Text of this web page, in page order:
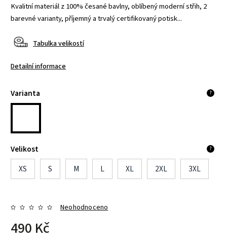
Kvalitní materiál z 100% česané bavlny, oblíbený moderní střih, 2
barevné varianty, příjemný a trvalý certifikovaný potisk...
Tabulka velikostí
Detailní informace
Varianta ?
Velikost ?
XS S M L XL 2XL 3XL
Neohodnoceno
490 Kč